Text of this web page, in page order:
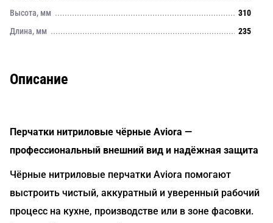
Высота, мм
310
Длина, мм
235
Описание
Перчатки нитриловые чёрные Aviora —
профессиональный внешний вид и надёжная защита
Чёрные нитриловые перчатки Aviora помогают
выстроить чистый, аккуратный и уверенный рабочий
процесс на кухне, производстве или в зоне фасовки.